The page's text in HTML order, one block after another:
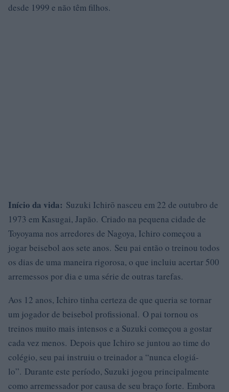
desde 1999 e não têm filhos.
Início da vida: Suzuki Ichirō nasceu em 22 de outubro de
1973 em Kasugai, Japão. Criado na pequena cidade de
Toyoyama nos arredores de Nagoya, Ichiro começou a
jogar beisebol aos sete anos. Seu pai então o treinou todos
os dias de uma maneira rigorosa, o que incluiu acertar 500
arremessos por dia e uma série de outras tarefas.
Aos 12 anos, Ichiro tinha certeza de que queria se tornar
um jogador de beisebol profissional. O pai tornou os
treinos muito mais intensos e a Suzuki começou a gostar
cada vez menos. Depois que Ichiro se juntou ao time do
colégio, seu pai instruiu o treinador a “nunca elogiá-
lo”. Durante este período, Suzuki jogou principalmente
como arremessador por causa de seu braço forte. Embora